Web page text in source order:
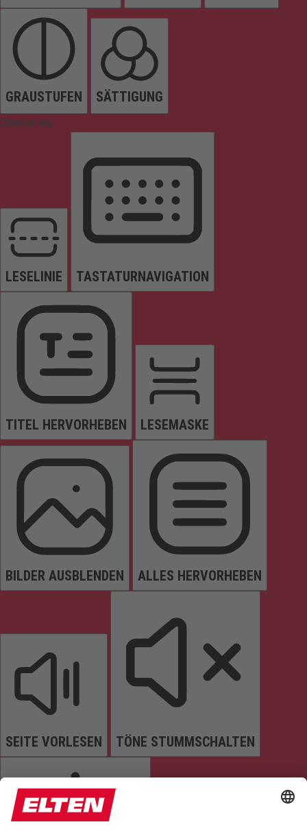
GRAUSTUFEN SÄTTIGUNG
Orientierung
LESELINIE TASTATURNAVIGATION
TITEL HERVORHEBEN LESEMASKE
BILDER AUSBLENDEN ALLES HERVORHEBEN
SEITE VORLESEN TÖNE STUMMSCHALTEN